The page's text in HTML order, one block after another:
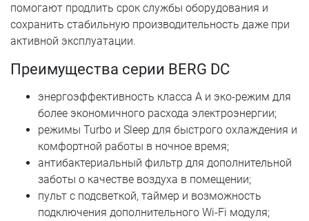
помогают продлить срок службы оборудования и
сохранить стабильную производительность даже при
активной эксплуатации.
Преимущества серии BERG DC
энергоэффективность класса A и эко-режим для
более экономичного расхода электроэнергии;
режимы Turbo и Sleep для быстрого охлаждения и
комфортной работы в ночное время;
антибактериальный фильтр для дополнительной
заботы о качестве воздуха в помещении;
пульт с подсветкой, таймер и возможность
подключения дополнительного Wi-Fi модуля;